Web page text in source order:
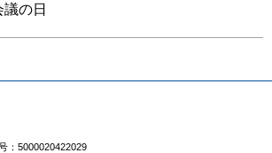
の日
：5000020422029